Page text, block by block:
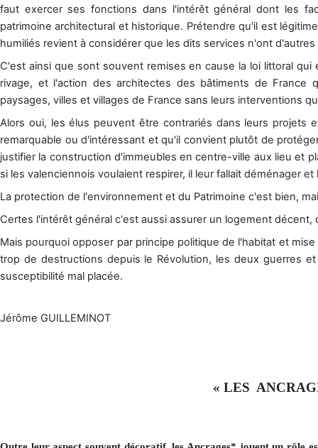
faut exercer ses fonctions dans l'intérêt général dont les
patrimoine architectural et historique. Prétendre qu'il est
humiliés revient à considérer que les dits services n'ont
C'est ainsi que sont souvent remises en cause la loi littoral
rivage, et l'action des architectes des bâtiments de France
paysages, villes et villages de France sans leurs interventions
Alors oui, les élus peuvent être contrariés dans leurs projets
remarquable ou d'intéressant et qu'il convient plutôt de
justifier la construction d'immeubles en centre-ville aux lieu et
si les valenciennois voulaient respirer, il leur fallait déménager et
La protection de l'environnement et du Patrimoine c'est bien,
Certes l'intérêt général c'est aussi assurer un logement
Mais pourquoi opposer par principe politique de l'habitat et
trop de destructions depuis le Révolution, les deux guerres
susceptibilité mal placée.
Jérôme GUILLEMINOT
« LES